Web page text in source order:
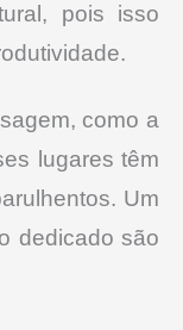
pois isso
como a
lugares têm
Um
dedicado são